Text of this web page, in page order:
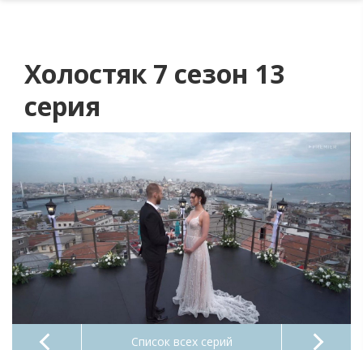
Холостяк 7 сезон 13
серия
Список всех серий